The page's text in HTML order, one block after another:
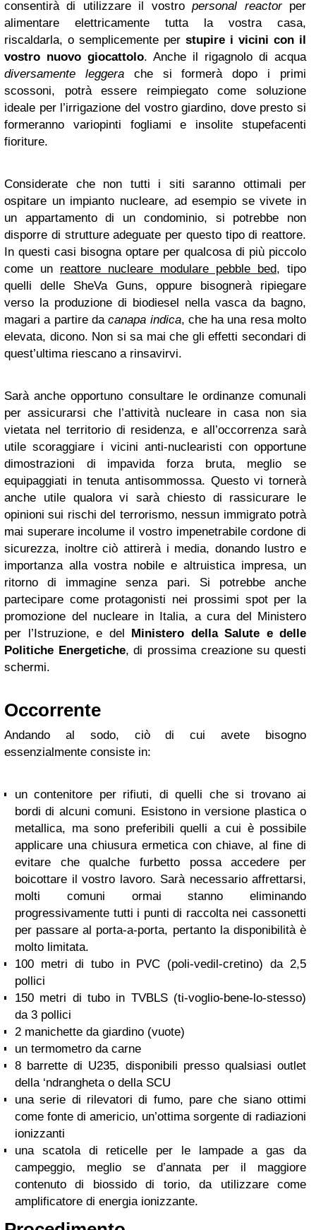
consentirà di utilizzare il vostropersonal reactorper
alimentare elettricamente tutta la vostra casa,
riscaldarla, o semplicemente per stupire i vicini con il
vostro nuovo giocattolo. Anche il rigagnolo di acqua
diversamente leggerache si formerà dopo i primi
scossoni, potrà essere reimpiegato come soluzione
ideale per l’irrigazione del vostro giardino, dove presto si
formeranno variopinti fogliami e insolite stupefacenti
fioriture.
Considerate che non tutti i siti saranno ottimali per
ospitare un impianto nucleare, ad esempio se vivete in
un appartamento di un condominio, si potrebbe non
disporre di strutture adeguate per questo tipo di reattore.
In questi casi bisogna optare per qualcosa di più piccolo
come un reattore nucleare modulare pebble bed, tipo
quelli delle SheVa Guns, oppure bisognerà ripiegare
verso la produzione di biodiesel nella vasca da bagno,
magari a partire dacanapa indica, che ha una resa molto
elevata, dicono. Non si sa mai che gli effetti secondari di
quest’ultima riescano a rinsavirvi.
Sarà anche opportuno consultare le ordinanze comunali
per assicurarsi che l’attività nucleare in casa non sia
vietata nel territorio di residenza, e all’occorrenza sarà
utile scoraggiare i vicini anti-nuclearisti con opportune
dimostrazioni di impavida forza bruta, meglio se
equipaggiati in tenuta antisommossa. Questo vi tornerà
anche utile qualora vi sarà chiesto di rassicurare le
opinioni sui rischi del terrorismo, nessun immigrato potrà
mai superare incolume il vostro impenetrabile cordone di
sicurezza, inoltre ciò attirerà i media, donando lustro e
importanza alla vostra nobile e altruistica impresa, un
ritorno di immagine senza pari. Si potrebbe anche
partecipare come protagonisti nei prossimi spot per la
promozione del nucleare in Italia, a cura del Ministero
per l’Istruzione, e del Ministero della Salute e delle
Politiche Energetiche, di prossima creazione su questi
schermi.
Occorrente
Andando al sodo, ciò di cui avete bisogno
essenzialmente consiste in:
un contenitore per rifiuti, di quelli che si trovano ai
bordi di alcuni comuni. Esistono in versione plastica o
metallica, ma sono preferibili quelli a cui è possibile
applicare una chiusura ermetica con chiave, al fine di
evitare che qualche furbetto possa accedere per
boicottare il vostro lavoro. Sarà necessario affrettarsi,
molti comuni ormai stanno eliminando
progressivamente tutti i punti di raccolta nei cassonetti
per passare al porta-a-porta, pertanto la disponibilità è
molto limitata.
100 metri di tubo in PVC (poli-vedil-cretino) da 2,5
pollici
150 metri di tubo in TVBLS (ti-voglio-bene-lo-stesso)
da 3 pollici
2 manichette da giardino (vuote)
un termometro da carne
8 barrette di U235, disponibili presso qualsiasi outlet
della ‘ndrangheta o della SCU
una serie di rilevatori di fumo, pare che siano ottimi
come fonte di americio, un’ottima sorgente di radiazioni
ionizzanti
una scatola di reticelle per le lampade a gas da
campeggio, meglio se d’annata per il maggiore
contenuto di biossido di torio, da utilizzare come
amplificatore di energia ionizzante.